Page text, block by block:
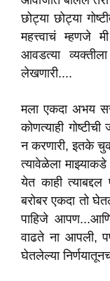
छोट्या छोट्या
महत्त्वाचं म्हणजे
आवडत्या
लेखणारी....
मला एकदा अभय
कोणत्याही
न करणारी, इतके
त्यावेळेला
येत काही
बरोबर एकदा तो
पाहिजे
वाढते ना आपली,
घेतलेल्या